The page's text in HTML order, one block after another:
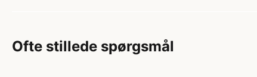
Ofte stillede spørgsmål